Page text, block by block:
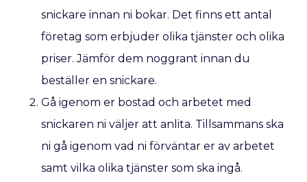
snickare innan ni bokar. Det finns ett antal
företag som erbjuder olika tjänster och olika
priser. Jämför dem noggrant innan du
beställer en snickare.
Gå igenom er bostad och arbetet med
snickaren ni väljer att anlita. Tillsammans ska
ni gå igenom vad ni förväntar er av arbetet
samt vilka olika tjänster som ska ingå.